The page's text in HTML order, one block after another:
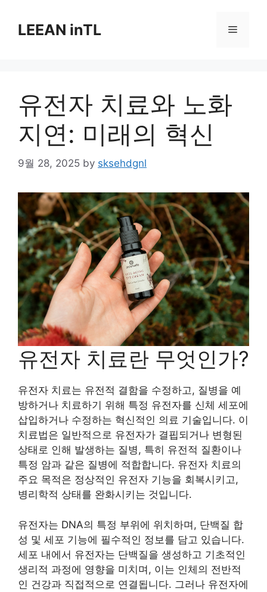
contentLEEAN inTL Menu
유전자 치료와 노화
지연: 미래의 혁신
9월 28, 2025 by sksehdgnl
유전자 치료란 무엇인가?
유전자 치료는 유전적 결함을 수정하고, 질병을 예
방하거나 치료하기 위해 특정 유전자를 신체 세포에
삽입하거나 수정하는 혁신적인 의료 기술입니다. 이
치료법은 일반적으로 유전자가 결핍되거나 변형된
상태로 인해 발생하는 질병, 특히 유전적 질환이나
특정 암과 같은 질병에 적합합니다. 유전자 치료의
주요 목적은 정상적인 유전자 기능을 회복시키고,
병리학적 상태를 완화시키는 것입니다.
유전자는 DNA의 특정 부위에 위치하며, 단백질 합
성 및 세포 기능에 필수적인 정보를 담고 있습니다.
세포 내에서 유전자는 단백질을 생성하고 기초적인
생리적 과정에 영향을 미치며, 이는 인체의 전반적
인 건강과 직접적으로 연결됩니다. 그러나 유전자에